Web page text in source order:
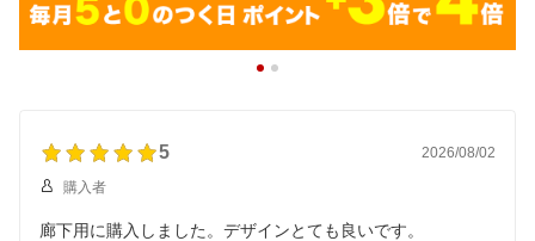
5 2026/08/02
購入者
廊下用に購入しました。デザインとても良いです。